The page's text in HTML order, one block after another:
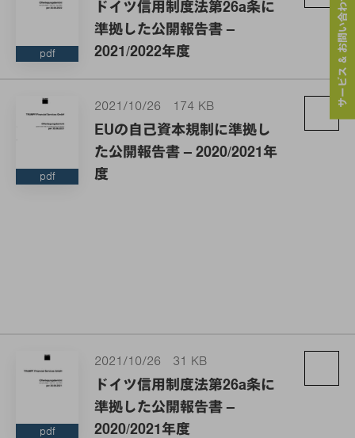
pdf
ドイツ信用制度法第26a条に
準拠した公開報告書 –
2021/2022年度
pdf
2021/10/26 174 KB
EUの自己資本規制に準拠し
た公開報告書 – 2020/2021年
度
pdf
2021/10/26 31 KB
ドイツ信用制度法第26a条に
準拠した公開報告書 –
2020/2021年度
サービス & お問い合わせ